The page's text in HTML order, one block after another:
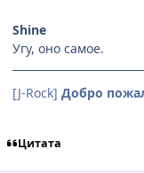
Shine
Угу, оно самое.
[J-Rock] Добро
Цитата